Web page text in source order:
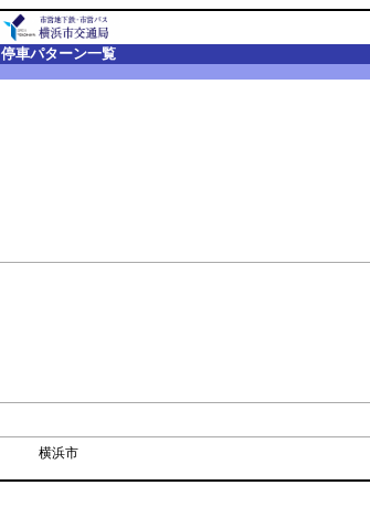
停車パターン一覧
横浜市